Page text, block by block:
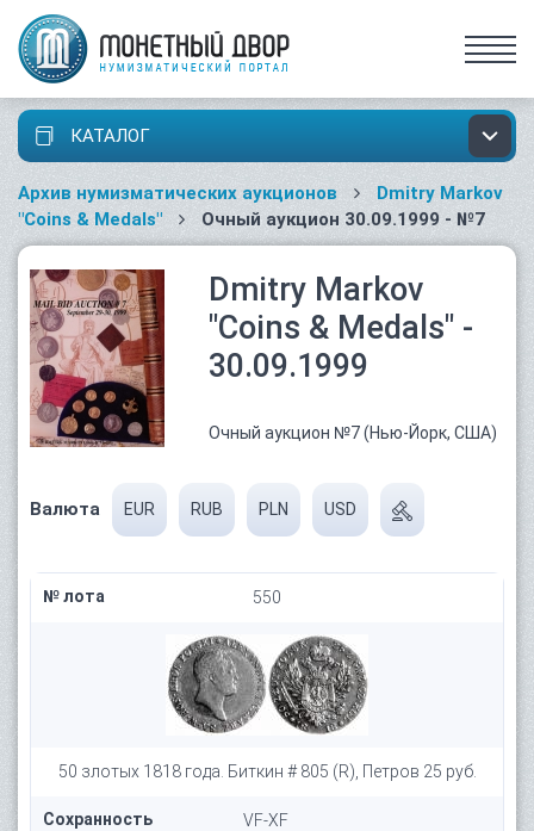
КАТАЛОГ
Архив нумизматических аукционов
Dmitry Markov
"Coins & Medals"
Очный аукцион 30.09.1999 - №7
Dmitry Markov
"Coins & Medals" -
30.09.1999
Очный аукцион №7 (Нью-Йорк, США)
Валюта EUR RUB PLN USD
№ лота 550
50 злотых 1818 года. Биткин # 805 (R), Петров 25 руб.
Сохранность VF-XF